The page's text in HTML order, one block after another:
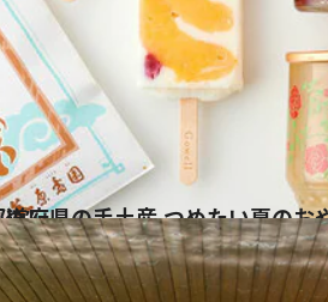
アを総まとめ”